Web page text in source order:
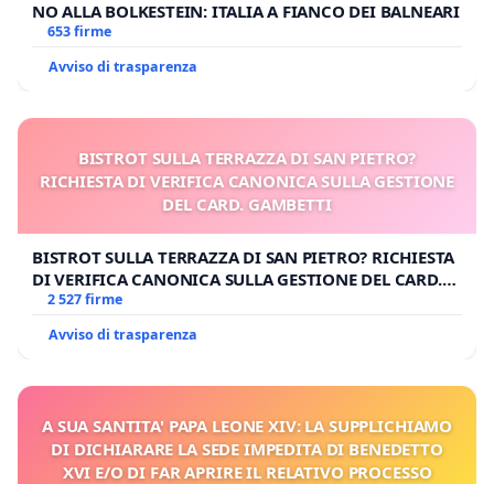
NO ALLA BOLKESTEIN: ITALIA A FIANCO DEI BALNEARI
653 firme
Avviso di trasparenza
BISTROT SULLA TERRAZZA DI SAN PIETRO?
RICHIESTA DI VERIFICA CANONICA SULLA GESTIONE
DEL CARD. GAMBETTI
BISTROT SULLA TERRAZZA DI SAN PIETRO? RICHIESTA
DI VERIFICA CANONICA SULLA GESTIONE DEL CARD.
GAMBETTI
2 527 firme
Avviso di trasparenza
A SUA SANTITA' PAPA LEONE XIV: LA SUPPLICHIAMO
DI DICHIARARE LA SEDE IMPEDITA DI BENEDETTO
XVI E/O DI FAR APRIRE IL RELATIVO PROCESSO